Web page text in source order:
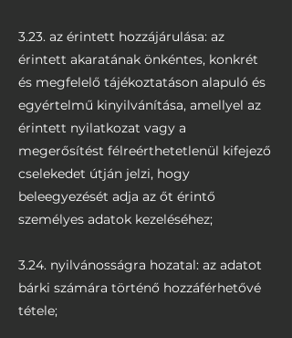
3.23. az érintett hozzájárulása: az
érintett akaratának önkéntes, konkrét
és megfelelő tájékoztatáson alapuló és
egyértelmű kinyilvánítása, amellyel az
érintett nyilatkozat vagy a
megerősítést félreérthetetlenül kifejező
cselekedet útján jelzi, hogy
beleegyezését adja az őt érintő
személyes adatok kezeléséhez;
3.24. nyilvánosságra hozatal: az adatot
bárki számára történő hozzáférhetővé
tétele;